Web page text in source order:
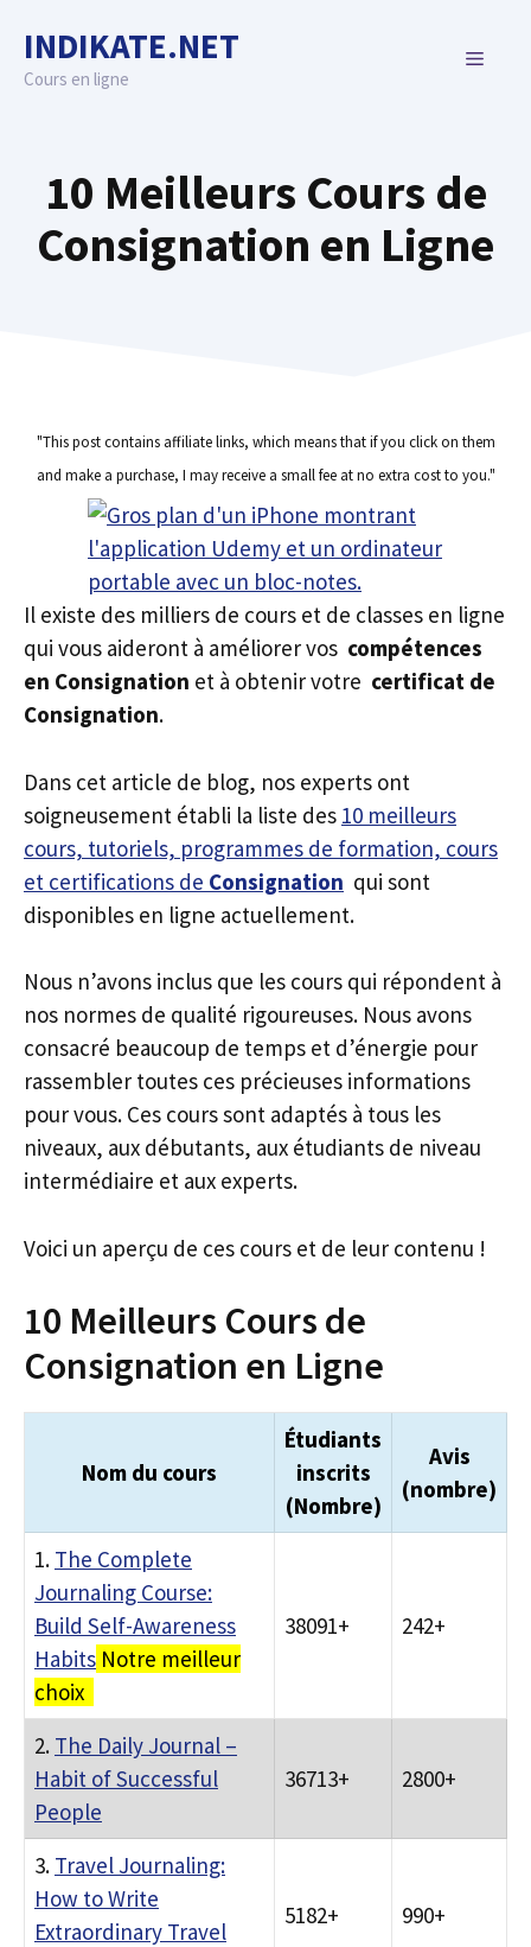
content
INDIKATE.NET
Cours en ligne
MENU
10 Meilleurs Cours de
Consignation en Ligne
"This post contains affiliate links, which means that if you click on them
and make a purchase, I may receive a small fee at no extra cost to you."
Il existe des milliers de cours et de classes en ligne
qui vous aideront à améliorer vos compétences
en Consignation et à obtenir votre certificat de
Consignation.
Dans cet article de blog, nos experts ont
soigneusement établi la liste des 10 meilleurs
cours, tutoriels, programmes de formation, cours
et certifications de Consignation qui sont
disponibles en ligne actuellement.
Nous n’avons inclus que les cours qui répondent à
nos normes de qualité rigoureuses. Nous avons
consacré beaucoup de temps et d’énergie pour
rassembler toutes ces précieuses informations
pour vous. Ces cours sont adaptés à tous les
niveaux, aux débutants, aux étudiants de niveau
intermédiaire et aux experts.
Voici un aperçu de ces cours et de leur contenu !
10 Meilleurs Cours de
Consignation en Ligne
Nom du cours
Étudiants
inscrits
(Nombre)
Avis
(nombre)
1. The Complete
Journaling Course:
Build Self-Awareness
Habits Notre meilleur
choix
38091+ 242+
2. The Daily Journal –
Habit of Successful
People
36713+ 2800+
3. Travel Journaling:
How to Write
Extraordinary Travel
5182+ 990+